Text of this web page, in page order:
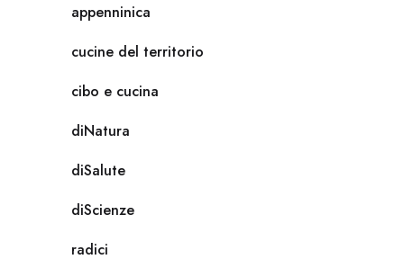
appenninica
cucine del territorio
cibo e cucina
diNatura
diSalute
diScienze
radici